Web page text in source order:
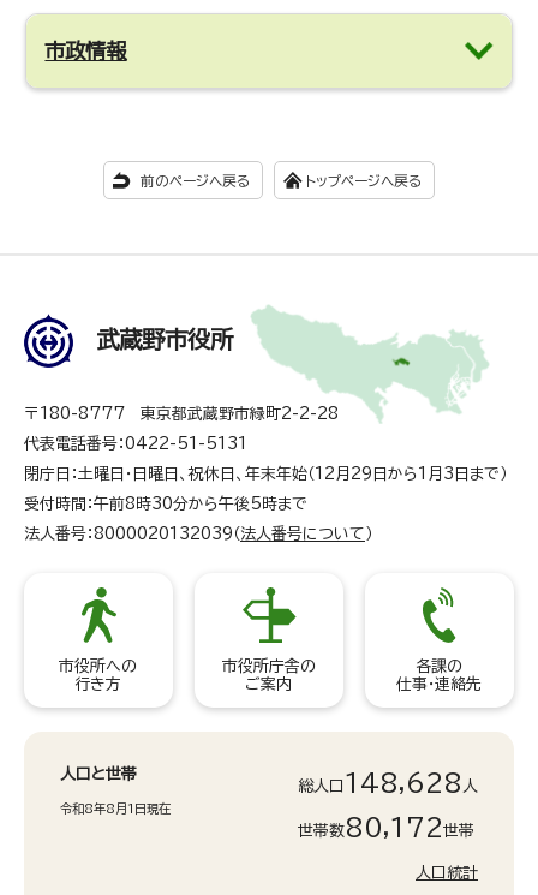
市政情報
前のページへ戻る トップページへ戻る
武蔵野市役所
〒180-8777 東京都武蔵野市緑町2-2-28
代表電話番号：0422-51-5131
閉庁日：土曜日・日曜日、祝休日、年末年始（12月29日から1月3日まで）
受付時間：午前8時30分から午後5時まで
法人番号：8000020132039（ 法人番号について ）
市役所への
行き方
市役所庁舎の
ご案内
各課の
仕事・連絡先
人口と世帯
令和8年8月1日現在
総人口 148,628 人
世帯数80,172世帯
人口統計